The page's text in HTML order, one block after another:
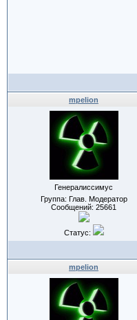
mpelion
Генералиссимус
Группа: Глав. Модератор
Сообщений: 25661
Статус:
mpelion